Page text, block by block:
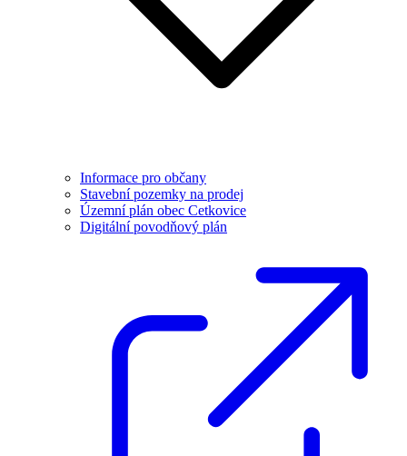
Informace pro občany
Stavební pozemky na prodej
Územní plán obec Cetkovice
Digitální povodňový plán